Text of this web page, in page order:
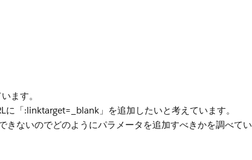
すると営業利益のタブが売上高に変わります。
ら複数ダッシュボードを選択した際、ブラウザのタブが置き
ます。
に「:linktarget=_blank」を追加したいと考えています。
きないのでどのようにパラメータを追加すべきかを調べてい